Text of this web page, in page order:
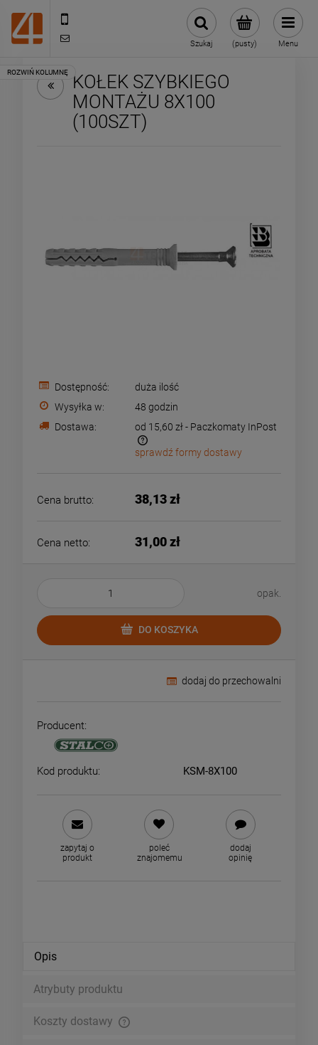
(pusty)
Szukaj Menu
KOŁEK SZYBKIEGO
MONTAŻU 8X100
(100SZT)
Dostępność:
duża ilość
Wysyłka w:
48 godzin
Dostawa:
od 15,60 zł - Paczkomaty InPost
Cena nie zawiera ewentualnych kosztów płatności
sprawdź formy dostawy
Cena brutto: 38,13 zł
Cena netto: 31,00 zł
opak.
DO KOSZYKA
dodaj do przechowalni
Producent:
Kod produktu: KSM-8X100
zapytaj o
produkt
poleć
znajomemu
dodaj
opinię
Opis
Atrybuty produktu
Koszty dostawy